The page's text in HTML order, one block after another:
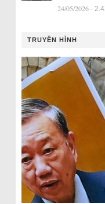
24/05/2026 -
TRUYỀN HÌNH